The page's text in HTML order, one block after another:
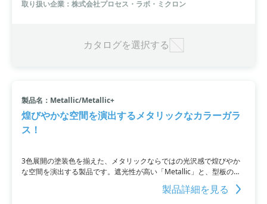
取り扱い企業：株式会社プロセス・ラボ・ミクロン
カタログを選択する
製品名：Metallic/Metallic+
煌びやかな空間を演出するメタリックなカラーガラ
ス！
3色展開の塗装色を揃えた、メタリックならではの光沢感で煌びやか
な空間を演出する製品です。遮光性が高い「Metallic」と、型板の凹
凸による光の乱反射で上品さが感じられる「Metallic+」をご用意して
おります。詳細はPDF資料をご覧いただくか、お問い合わせくださ
製品詳細を見る